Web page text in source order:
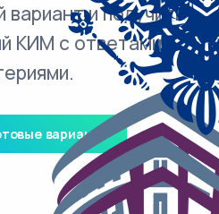
вариант и получить
КИМ с ответами и
варианты